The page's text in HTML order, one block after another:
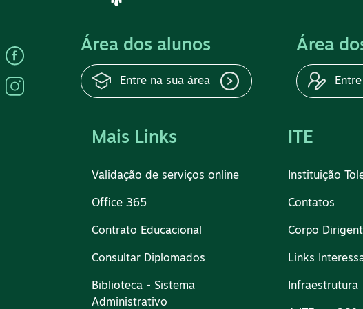
Área dos alunos
Entre na sua área
Área
Mais Links
Validação de serviços online
Office 365
Contrato Educacional
Consultar Diplomados
Biblioteca - Sistema
Administrativo
ITE
Instituição
Contatos
Corpo
Links
Infraestrutura